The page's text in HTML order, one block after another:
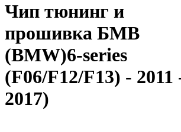
Чип тюнинг и
прошивка БМВ
(BMW)6-series
(F06/F12/F13) - 2011
2017)